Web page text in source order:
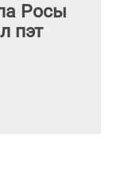
Росы
пэт